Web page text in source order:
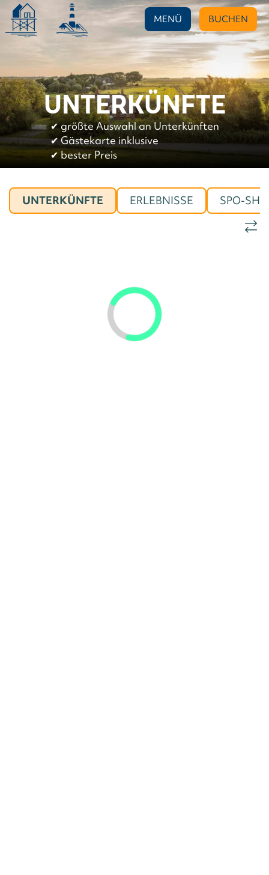
MENÜ BUCHEN
UNTERKÜNFTE
✔︎größte Auswahl an Unterkünften
✔︎Gästekarte inklusive
✔︎ bester Preis
UNTERKÜNFTE ERLEBNISSE SPO-